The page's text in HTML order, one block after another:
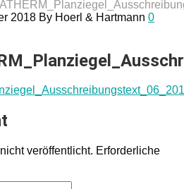
2018 By Hoerl & Hartmann 0
veröffentlicht. Erforderliche